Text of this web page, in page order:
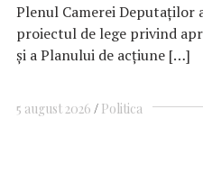
Plenul Camerei Deputaţilor
proiectul de lege privind
şi a Planului de acţiune […]
5 august 2026 Politica